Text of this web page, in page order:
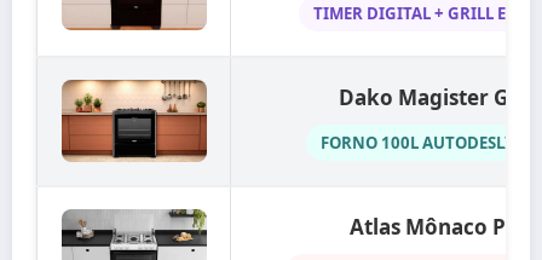
TIMER DIGITAL + GRILL
Dako Magister
FORNO 100L
Atlas Mônaco Plus